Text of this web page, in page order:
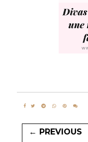
← PREVIOUS